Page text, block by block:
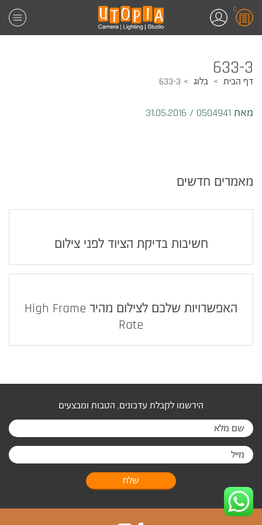
0
633-3
דף הבית בלוג 633-3
מאת 0504941 /
מאמרים חדשים
חשיבות בדיקת הציוד לפני צילום
האפשרויות שלכם לצילום מהיר High Frame
Rate
הירשמו לקבלת עדכונים, הטבות ומבצעים
שלח